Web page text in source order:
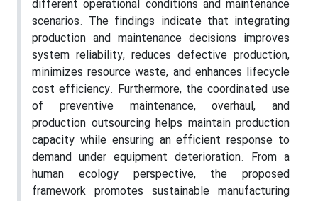
different operational conditions and maintenance
scenarios. The findings indicate that integrating
production and maintenance decisions improves
system reliability, reduces defective production,
minimizes resource waste, and enhances lifecycle
cost efficiency. Furthermore, the coordinated use
of preventive maintenance, overhaul, and
production outsourcing helps maintain production
capacity while ensuring an efficient response to
demand under equipment deterioration. From a
human ecology perspective, the proposed
framework promotes sustainable manufacturing